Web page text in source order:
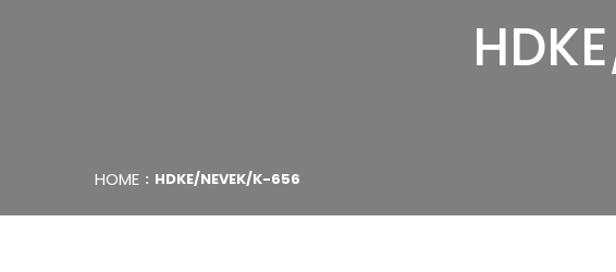
HOME HDKE/NEVEK/K-656